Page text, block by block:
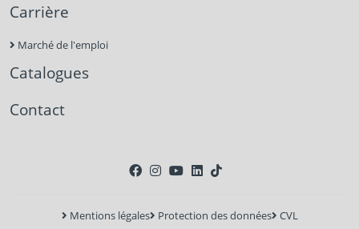
Carrière
Marché de l'emploi
Catalogues
Contact
Mentions légales Protection des données CVL